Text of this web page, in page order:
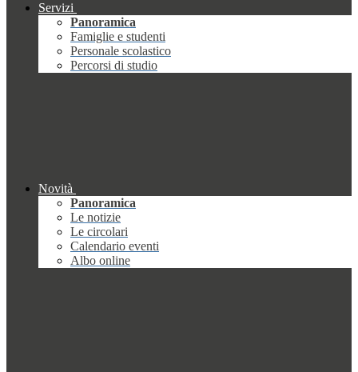
Servizi
Panoramica
Famiglie e studenti
Personale scolastico
Percorsi di studio
Novità
Panoramica
Le notizie
Le circolari
Calendario eventi
Albo online